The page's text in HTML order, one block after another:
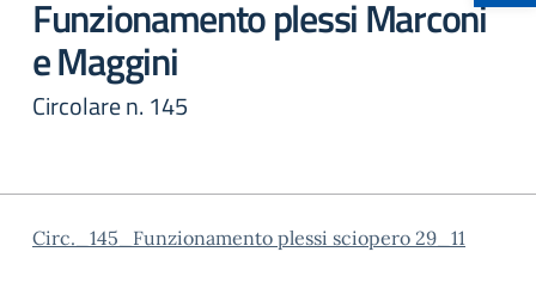
Funzionamento plessi Marconi
e Maggini
Circolare n. 145
Circ._145_Funzionamento plessi sciopero 29_11